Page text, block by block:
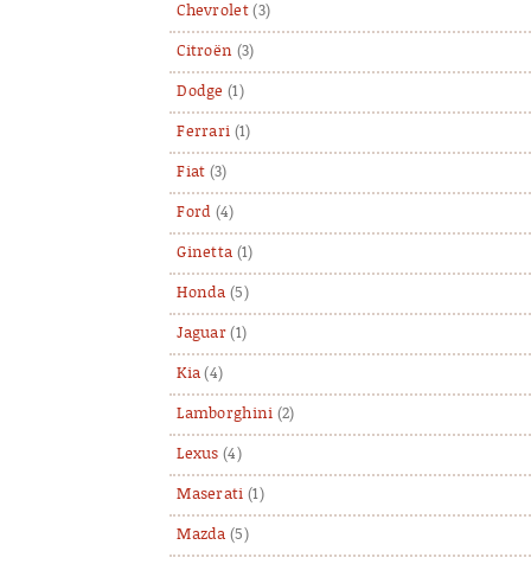
Chevrolet(3)
Citroën (3)
Dodge (1)
Ferrari (1)
Fiat (3)
Ford (4)
Ginetta (1)
Honda (5)
Jaguar (1)
Kia (4)
Lamborghini (2)
Lexus (4)
Maserati (1)
Mazda (5)